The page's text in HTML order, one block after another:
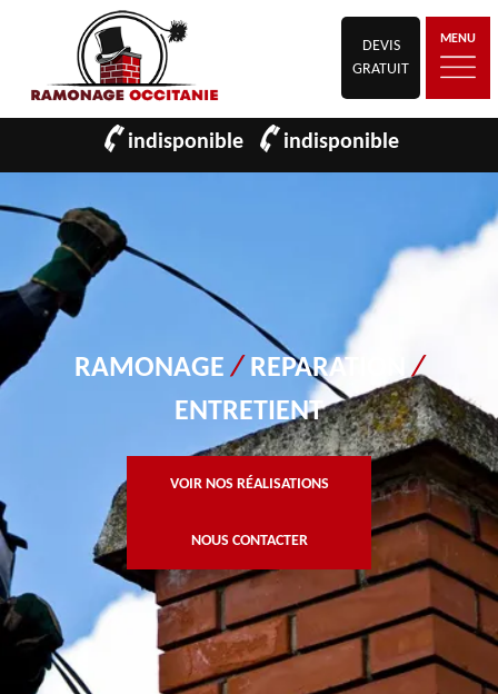
DEVIS
GRATUIT
MENU
indisponible indisponible
RAMONAGE/ REPARATION/
ENTRETIENT
VOIR NOS RÉALISATIONS
NOUS CONTACTER